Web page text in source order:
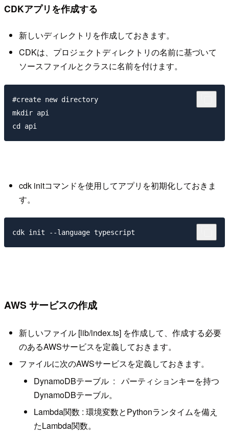
CDKアプリを作成する
新しいディレクトリを作成しておきます。
CDKは、プロジェクトディレクトリの名前に基づいて
ソースファイルとクラスに名前を付けます。
#create new directory
mkdir api
cdk initコマンドを使用してアプリを初期化しておきま
す。
AWS サービスの作成
新しいファイル [lib/index.ts] を作成して、作成する必要
のあるAWSサービスを定義しておきます。
ファイルに次のAWSサービスを定義しておきます。
DynamoDBテーブル : パーティションキーを持つ
DynamoDBテーブル。
Lambda関数 : 環境変数とPythonランタイムを備え
たLambda関数。